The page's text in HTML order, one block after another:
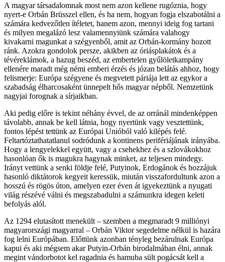
A magyar társadalomnak most nem azon kellene rugóznia, hogy
nyert-e Orbán Brüsszel ellen, és ha nem, hogyan fogja elszabotálni a
számára kedvezőtlen ítéletet, hanem azon, mennyi ideig fog tartani
és milyen megalázó lesz valamennyiünk számára valahogy
kivakarni magunkat a szégyenből, amit az Orbán-kormány hozott
ránk. Azokra gondolok persze, akikben az óriásplakátok és a
tévéreklámok, a hazug beszéd, az embertelen gyűlöletkampány
ellenére maradt még némi emberi érzés és józan belátás ahhoz, hogy
felismerje: Európa szégyene és megvetett páriája lett az egykor a
szabadság élharcosaként ünnepelt hős magyar népből. Nemzetünk
nagyjai forognak a sírjaikban.
Aki pedig előre is tekint néhány évvel, de az orránál mindenképpen
távolabb, annak be kell látnia, hogy nyertünk vagy vesztettünk,
fontos lépést tettünk az Európai Unióból való kilépés felé.
Feltartóztathatatlanul sodródunk a kontinens perifériájának irányába.
Hogy a lengyelekkel együtt, vagy a csehekhez és a szlovákokhoz
hasonlóan ők is magukra hagynak minket, az teljesen mindegy.
Irányt vettünk a senki földje felé, Putyinok, Erdogánok és hozzájuk
hasonló diktátorok kegyeit keressük, miután visszafordultunk azon a
hosszú és rögös úton, amelyen ezer éven át igyekeztünk a nyugati
világ részévé válni és megszabadulni a számunkra idegen keleti
befolyás alól.
Az 1294 elutasított menekült – szemben a megmaradt 9 milliónyi
magyarországi magyarral – Orbán Viktor segedelme nélkül is hazára
fog lelni Európában. Előttünk azonban tényleg bezárulnak Európa
kapui és aki mégsem akar Putyin-Orbán birodalmában élni, annak
megint vándorbotot kel ragadnia és hamuba sült pogácsát kell a